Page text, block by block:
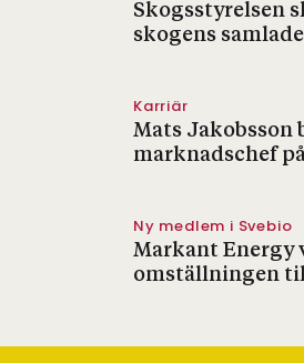
Skogsstyrelsen
skogens
Karriär
Mats Jakobsson
marknadschef
Ny medlem i Svebio
Markant Energy
omställningen